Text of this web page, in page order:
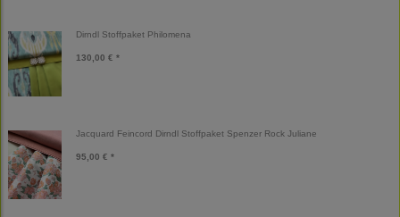
Dirndl Stoffpaket Philomena
130,00 € *
Jacquard Feincord Dirndl Stoffpaket Spenzer Rock Juliane
95,00 € *